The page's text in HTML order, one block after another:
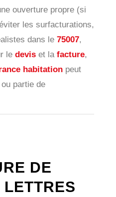
ouverture propre (si
les surfacturations,
dans le 75007,
le deviset la facture,
habitationpeut
partie de
DE